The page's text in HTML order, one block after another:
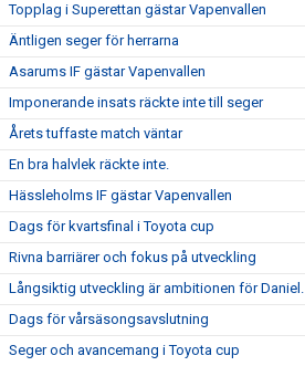
Topplag i Superettan gästar Vapenvallen
Äntligen seger för herrarna
Asarums IF gästar Vapenvallen
Imponerande insats räckte inte till seger
Årets tuffaste match väntar
En bra halvlek räckte inte.
Hässleholms IF gästar Vapenvallen
Dags för kvartsfinal i Toyota cup
Rivna barriärer och fokus på utveckling
Långsiktig utveckling är ambitionen för Daniel.
Dags för vårsäsongsavslutning
Seger och avancemang i Toyota cup